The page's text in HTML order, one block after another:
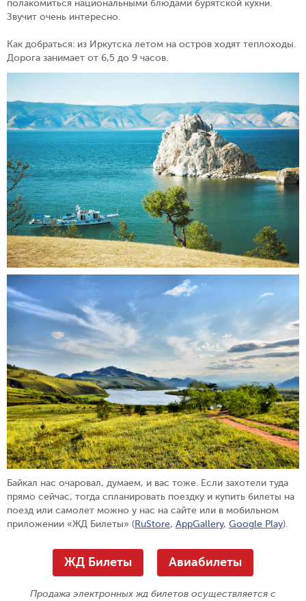
полакомиться национальными блюдами бурятской кухни.
Звучит очень интересно.
Как добраться: из Иркутска летом на остров ходят теплоходы.
Дорога занимает от 6,5 до 9 часов.
Байкал нас очаровал, думаем, и вас тоже. Если захотели туда
прямо сейчас, тогда спланировать поездку и купить билеты на
поезд или самолет можно у нас на сайте или в мобильном
приложении «ЖД Билеты» (RuStore, AppGallery, Google Play).
ЖД Билеты Авиабилеты
Продажа электронных жд билетов осуществляется с